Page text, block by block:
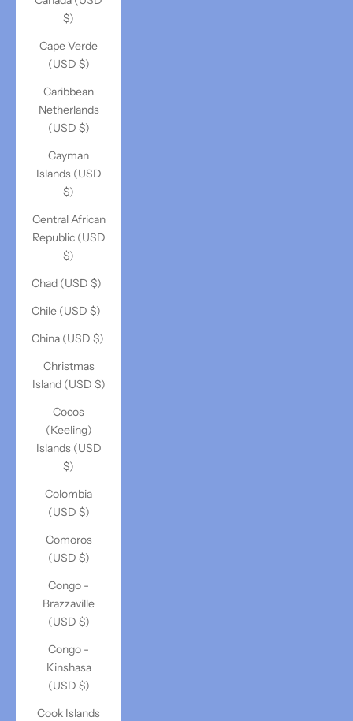
$)
Cape Verde
(USD $)
Caribbean
Netherlands
(USD $)
Cayman
Islands (USD
$)
Central African
Republic (USD
$)
Chad (USD $)
Chile (USD $)
China (USD $)
Christmas
Island (USD $)
Cocos
(Keeling)
Islands (USD
$)
Colombia
(USD $)
Comoros
(USD $)
Congo -
Brazzaville
(USD $)
Congo -
Kinshasa
(USD $)
Cook Islands